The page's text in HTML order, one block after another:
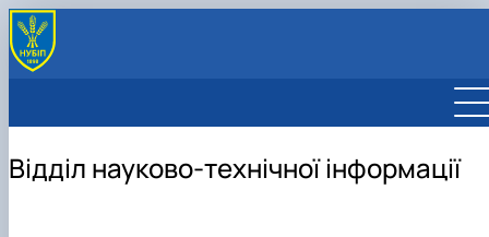
Відділ науково-технічної інформації